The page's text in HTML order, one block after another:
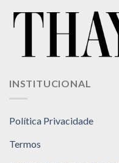
INSTITUCIONAL
Política Privacidade
Termos